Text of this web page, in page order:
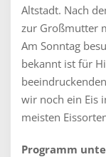
Altstadt. Nach
zur Großmutter
Am Sonntag
bekannt ist für
wir noch ein Eis
meisten
Programm